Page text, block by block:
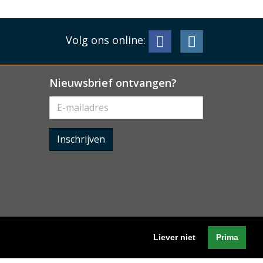
Liever niet Prima
Volg ons online:
Nieuwsbrief ontvangen?
Inschrijven
Privacyverklaring